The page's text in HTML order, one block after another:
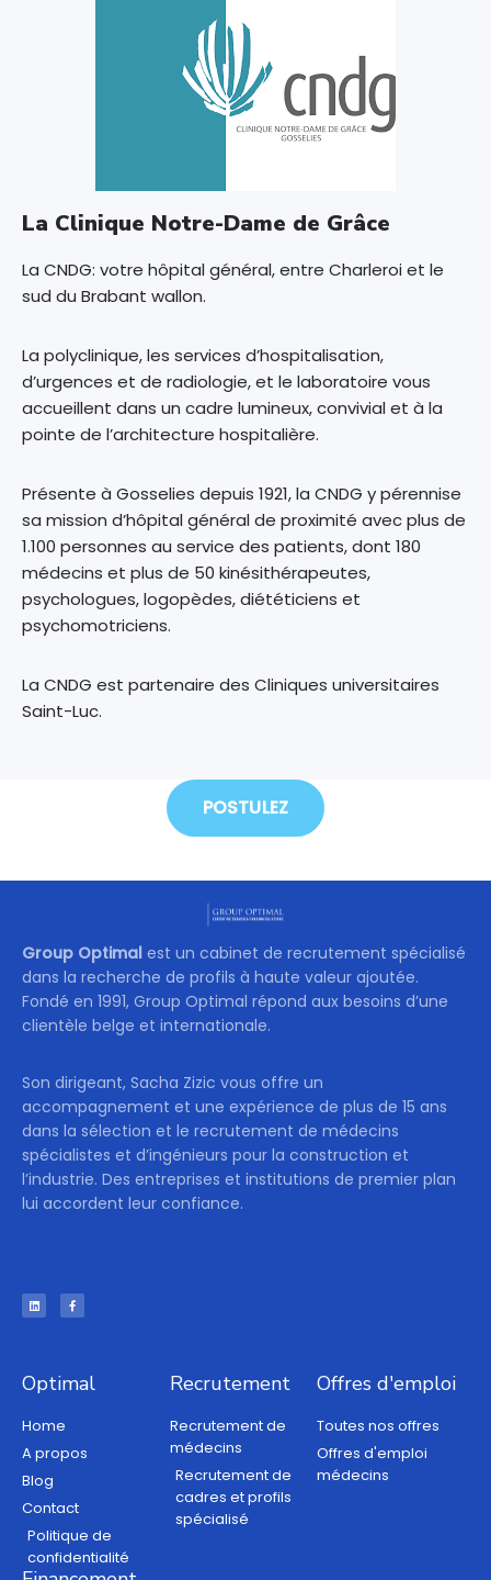
La Clinique Notre-Dame de Grâce
La CNDG: votre hôpital général, entre Charleroi et le
sud du Brabant wallon.
La polyclinique, les services d’hospitalisation,
d’urgences et de radiologie, et le laboratoire vous
accueillent dans un cadre lumineux, convivial et à la
pointe de l’architecture hospitalière.
Présente à Gosselies depuis 1921, la CNDG y pérennise
sa mission d’hôpital général de proximité avec plus de
1.100 personnes au service des patients, dont 180
médecins et plus de 50 kinésithérapeutes,
psychologues, logopèdes, diététiciens et
psychomotriciens.
La CNDG est partenaire des Cliniques universitaires
Saint-Luc.
POSTULEZ
Group Optimal est un cabinet de recrutement spécialisé
dans la recherche de profils à haute valeur ajoutée.
Fondé en 1991, Group Optimal répond aux besoins d’une
clientèle belge et internationale.
Son dirigeant, Sacha Zizic vous offre un
accompagnement et une expérience de plus de 15 ans
dans la sélection et le recrutement de médecins
spécialistes et d’ingénieurs pour la construction et
l’industrie. Des entreprises et institutions de premier plan
lui accordent leur confiance.
Optimal
Home
A propos
Blog
Contact
Politique de
confidentialité
Recrutement
Recrutement de
médecins
Recrutement de
cadres et profils
spécialisé
Offres d'emploi
Toutes nos offres
Offres d'emploi
médecins